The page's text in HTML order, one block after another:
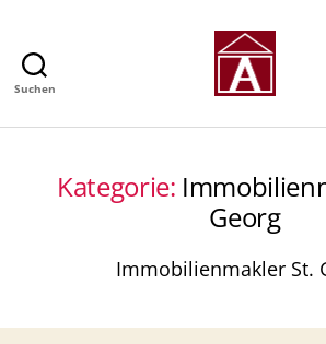
Suchen
GmbH
in
Hamburg
Kategorie:
Georg
Immobilienmakler St.